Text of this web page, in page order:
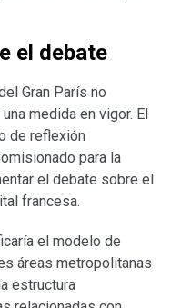
el debate
Gran París no
medida en vigor. El
de reflexión
para la
el debate sobre el
francesa.
el modelo de
áreas metropolitanas
estructura